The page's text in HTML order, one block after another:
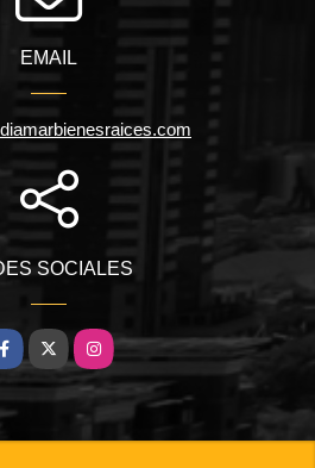
EMAIL
SOCIALES
X Instagram